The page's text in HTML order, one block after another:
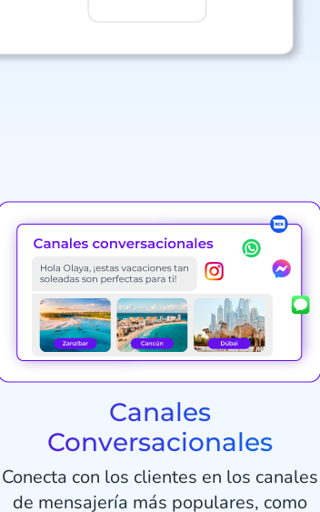
Canales
Conversacionales
Conecta con los clientes en los canales
de mensajería más populares, como